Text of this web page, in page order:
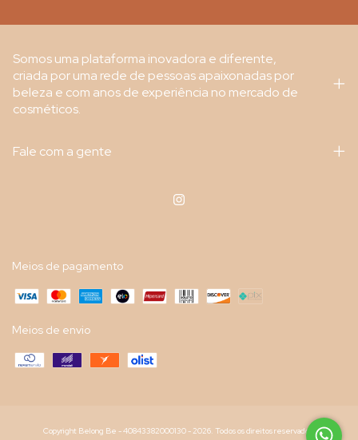
Somos uma plataforma inovadora e diferente,
criada por uma rede de pessoas apaixonadas por
beleza e com anos de experiência no mercado de
cosméticos.
Fale com a gente
Meios de pagamento
Meios de envio
Copyright Belong Be - 40843382000130 - 2026. Todos os direitos reservados.